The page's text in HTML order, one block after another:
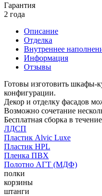
Гарантия
2 года
Описание
Отделка
Внутреннее
Информация
Отзывы
Готовы изготовить шкафы-
конфигурации.
Декор и отделку фасадов
Возможно сочетание
Бесплатная сборка в
ЛДСП
Пластик Alvic Luxe
Пластик HPL
Пленка ПВХ
Полотно АГТ (МДФ)
полки
корзины
штанги